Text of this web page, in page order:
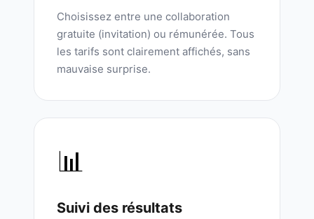
Choisissez entre une collaboration
gratuite (invitation) ou rémunérée. Tous
les tarifs sont clairement affichés, sans
mauvaise surprise.
📊
Suivi des résultats